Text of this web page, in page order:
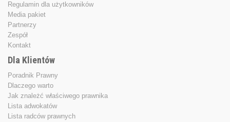
Regulamin dla użytkowników
Media pakiet
Partnerzy
Zespół
Kontakt
Dla Klientów
Poradnik Prawny
Dlaczego warto
Jak znależć właściwego prawnika
Lista adwokatów
Lista radców prawnych